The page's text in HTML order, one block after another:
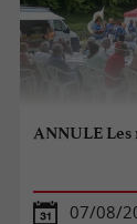
ANNULE Les
07/08/